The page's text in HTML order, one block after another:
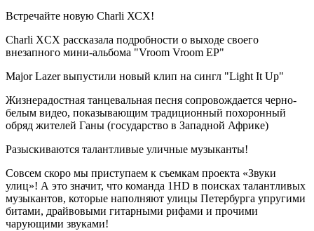
Встречайте новую Charli ХСХ!
Charli XCX рассказала подробности о выходе своего
внезапного мини-альбома "Vroom Vroom EP"
Major Lazer выпустили новый клип на сингл "Light It Up"
Жизнерадостная танцевальная песня сопровождается черно-
белым видео, показывающим традиционный похоронный
обряд жителей Ганы (государство в Западной Африке)
Разыскиваются талантливые уличные музыканты!
Совсем скоро мы приступаем к съемкам проекта «Звуки
улиц»! А это значит, что команда 1HD в поисках талантливых
музыкантов, которые наполняют улицы Петербурга упругими
битами, драйвовыми гитарными рифами и прочими
чарующими звуками!